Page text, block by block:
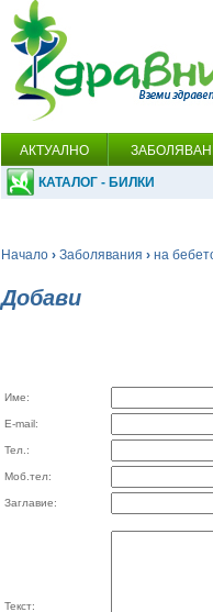
АКТУАЛНО
КАТАЛОГ - БИЛКИ
Начало › Заболявания › на
Добави
Име:
E-mail:
Тел.:
Моб.тел:
Заглавие:
Текст: